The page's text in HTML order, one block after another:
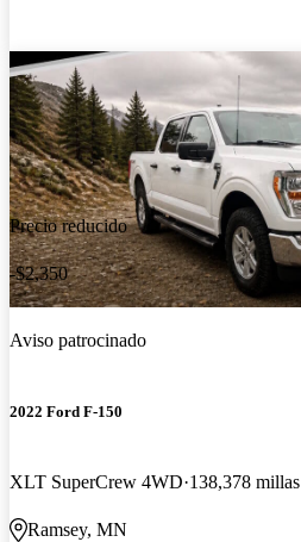
Precio reducido
-$2,350
Aviso patrocinado
2022 Ford F-150
XLT SuperCrew 4WD 138,378 millas
Ramsey, MN